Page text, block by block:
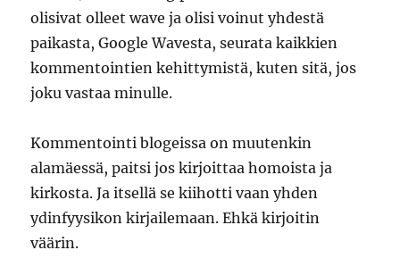
olisivat olleet wave ja olisi voinut yhdestä
paikasta, Google Wavesta, seurata kaikkien
kommentointien kehittymistä, kuten sitä, jos
joku vastaa minulle.
Kommentointi blogeissa on muutenkin
alamäessä, paitsi jos kirjoittaa homoista ja
kirkosta. Ja itsellä se kiihotti vaan yhden
ydinfyysikon kirjailemaan. Ehkä kirjoitin
väärin.